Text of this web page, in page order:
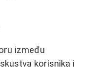
između
korisnika i